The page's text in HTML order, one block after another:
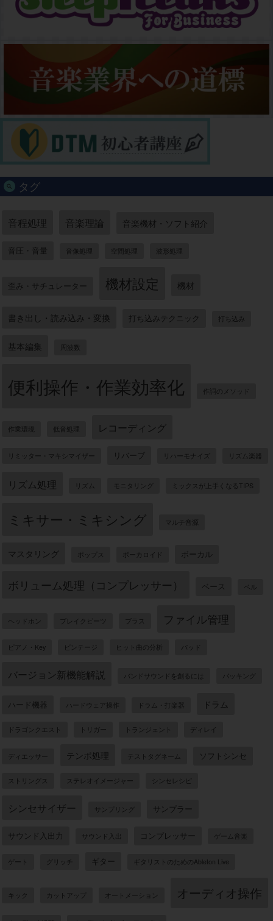
タグ
音程処理 音楽理論 音楽機材・ソフト紹介
音圧・音量 音像処理 空間処理 波形処理
歪み・サチュレーター 機材設定 機材
書き出し・読み込み・変換 打ち込みテクニック 打ち込み
基本編集 周波数
便利操作・作業効率化 作詞のメソッド
作業環境 低音処理 レコーディング
リミッター・マキシマイザー リバーブ リハーモナイズ リズム楽器
リズム処理 リズム モニタリング ミックスが上手くなるTIPS
ミキサー・ミキシング マルチ音源
マスタリング ポップス ボーカロイド ボーカル
ボリューム処理（コンプレッサー） ベース ベル
ヘッドホン ブレイクビーツ ブラス ファイル管理
ピアノ・Key ビンテージ ヒット曲の分析 パッド
バージョン新機能解説 バンドサウンドを創るには バッキング
ハード機器 ハードウェア操作 ドラム・打楽器 ドラム
ドラゴンクエスト トリガー トランジェント ディレイ
ディエッサー テンポ処理 テストタグネーム ソフトシンセ
ストリングス ステレオイメージャー シンセレシピ
シンセサイザー サンプリング サンプラー
サウンド入出力 サウンド入出 コンプレッサー ゲーム音楽
ゲート グリッチ ギター ギタリストのためのAbleton Live
キック カットアップ オートメーション オーディオ操作